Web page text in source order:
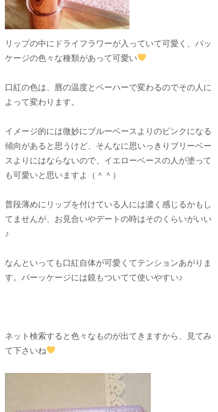
リップの中にドライフラワーが入っていて可愛く、パッ
ケージの色々な種類があって可愛い
口紅の色は、唇の温度とペーハーで変わるのでその人に
よって変わります。
イメージ的には微妙にブルーベースよりのピンクになる
傾向があると思うけど、そんなに思いっきりブリーベー
スよりにはならないので、イエローベースの人が塗って
も可愛いと思いますよ（＾＾）
普段薄めにリップを付けている人には濃く感じるかもし
てませんが、お見合いやデートの時はそのくらいがいい
♪
なんといっても口紅自体が可愛くてテンションあがりま
す。パーッケージには鏡もついてて使いやすい♪
ネット検索すると色々なものが出てきますから、見てみ
て下さいね